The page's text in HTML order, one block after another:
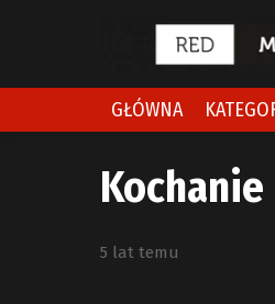
GŁÓWNA
Kochanie
5 lat temu